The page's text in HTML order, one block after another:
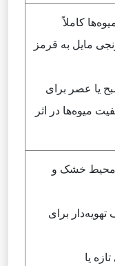
کاملاً
مایل به قرمز
یا عصر برای
میوه‌ها در اثر
محیط خشک و
برای
یا